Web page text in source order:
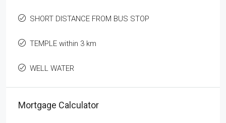
SHORT DISTANCE FROM BUS STOP
TEMPLE within 3 km
WELL WATER
Mortgage Calculator